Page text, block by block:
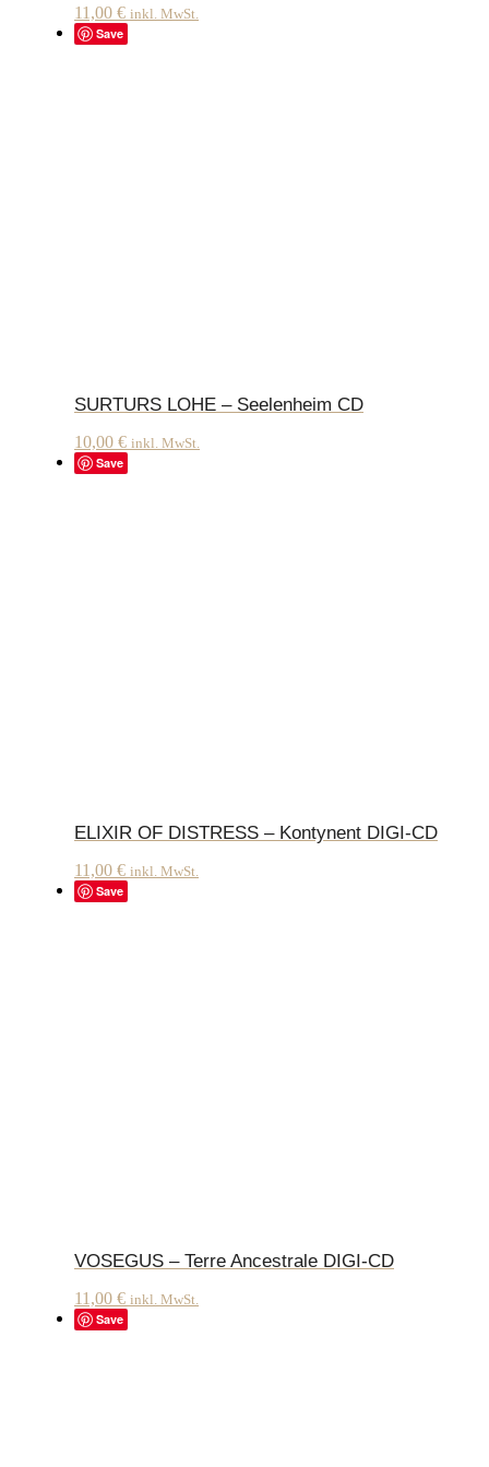
11,00 € inkl. MwSt.
Save
SURTURS LOHE – Seelenheim CD
10,00 € inkl. MwSt.
Save
ELIXIR OF DISTRESS – Kontynent DIGI-CD
11,00 € inkl. MwSt.
Save
VOSEGUS – Terre Ancestrale DIGI-CD
11,00 € inkl. MwSt.
Save